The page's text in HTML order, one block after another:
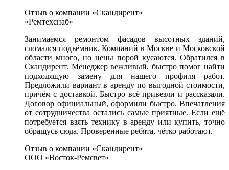
Отзыв о компании «Скандирент»
«Ремтехснаб»
Занимаемся ремонтом фасадов высотных зданий,
сломался подъёмник. Компаний в Москве и Московской
области много, но цены порой кусаются. Обратился в
Скандирент. Менеджер вежливый, быстро помог найти
подходящую замену для нашего профиля работ.
Предложили вариант в аренду по выгодной стоимости,
причём с доставкой. Быстро всё привезли и рассказали.
Договор официальный, оформили быстро. Впечатления
от сотрудничества остались самые приятные. Если ещё
потребуется взять технику в аренду или купить, точно
обращусь сюда. Проверенные ребята, чётко работают.
Отзыв о компании «Скандирент»
ООО «Восток-Ремсвет»